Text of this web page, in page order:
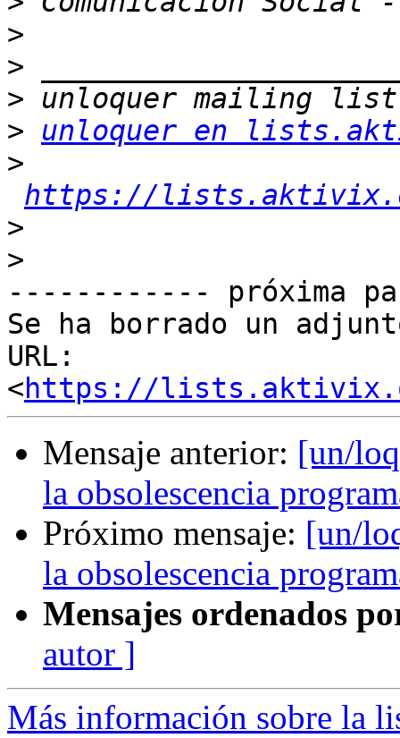
>
>
>
>
unloquer en
>
https://
>
>
------------ próxima
Se ha borrado un
URL:
<https://
Mensaje anterior: [un/
la obsolescencia
Próximo mensaje: [un/
la obsolescencia
Mensajes ordenados
autor ]
Más información sobre la